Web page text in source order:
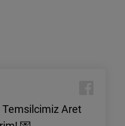
Temsilcimiz Aret